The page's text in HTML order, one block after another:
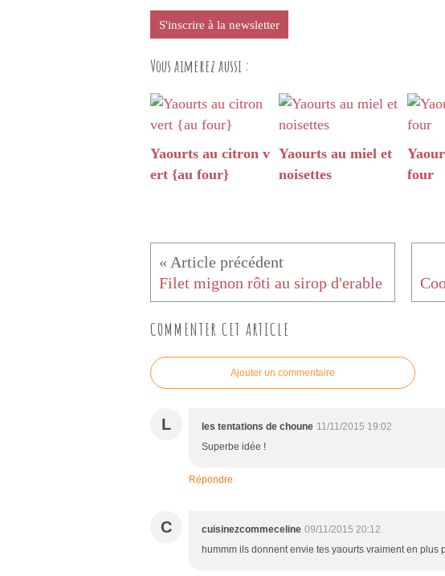
S'inscrire à la newsletter
Vous aimerez aussi :
Yaourts au citron v
ert {au four}
Yaourts au miel et
noisettes
four
Filet mignon rôti au sirop d'erable
COMMENTER CET ARTICLE
Ajouter un commentaire
L les tentations de choune 11/11/2015 19:02
Superbe idée !
Répondre
C cuisinezcommeceline 09/11/2015 20:12
hummm ils donnent envie tes yaourts vraiment en plus